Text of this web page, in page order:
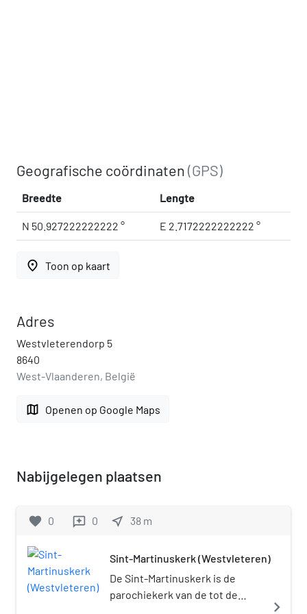
Geografische coördinaten(GPS)
Breedte Lengte
N 50.927222222222 ° E 2.7172222222222 °
place Toon op kaart
Adres
Westvleterendorp 5
8640
West-Vlaanderen, België
map Openen op Google Maps
Nabijgelegen plaatsen
favorite 0 reviews 0 near_me 38 m
Sint-Martinuskerk (Westvleteren)
De Sint-Martinuskerk is de
parochiekerk van de tot de
navigate_next